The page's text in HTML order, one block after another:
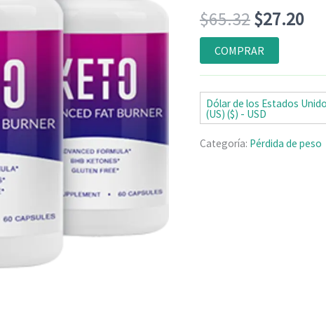
con4.88de
5 en base a
valoraciones
de clientes
$65.32El
precio
original
era:
$65.32.
$27.20El
es:
COMPRAR
Dólar de los Estados
(US) ($) - USD
Categoría: Pérdida de peso